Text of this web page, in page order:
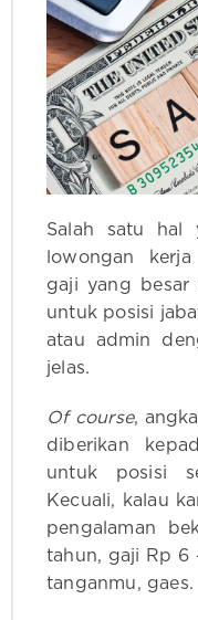
Salah satu hal
lowongan
gaji yang
untuk posisi
atau admin
jelas.
Of course,
diberikan
untuk posisi
Kecuali, kalau
pengalaman
tahun, gaji Rp 6
tanganmu, gaes.